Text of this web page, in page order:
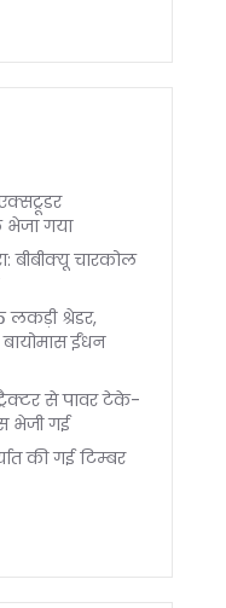
गया
बीबीक्यू चारकोल
लकड़ी श्रेडर,
बायोमास ईंधन
से पावर टेके-
भेजी गई
की गई टिम्बर